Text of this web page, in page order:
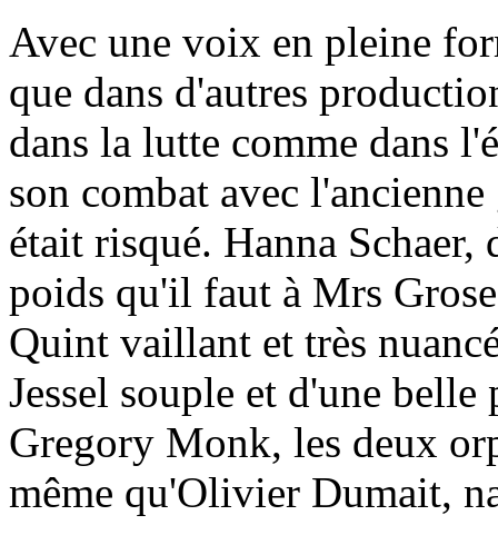
Avec une voix en pleine
que dans d'autres
dans la lutte comme dans
son combat avec
était risqué. Hanna
poids qu'il faut à Mrs
Quint vaillant et très
Jessel souple et d'une
Gregory Monk, les deux
même qu'Olivier Dumait,